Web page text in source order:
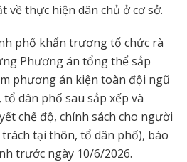
thực hiện dân chủ ở cơ sở.
phố khẩn trương tổ chức rà
Phương án tổng thể sắp
phương án kiện toàn đội ngũ
dân phố sau sắp xếp và
chế độ, chính sách cho người
tại thôn, tổ dân phố), báo
trước ngày 10/6/2026.